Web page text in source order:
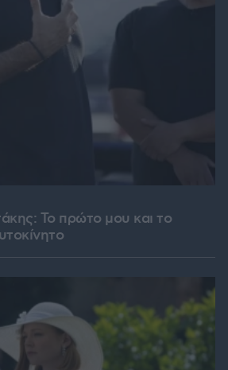
Το πρώτο μου και το